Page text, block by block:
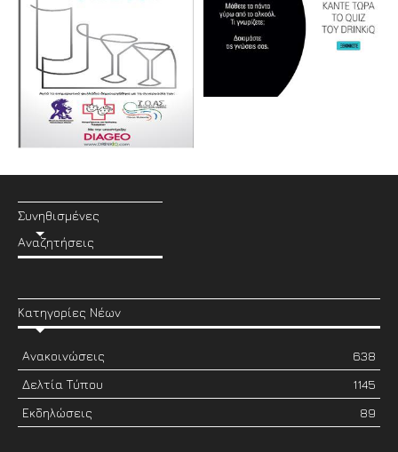
Συνηθισμένες
Αναζητήσεις
Κατηγορίες Νέων
Ανακοινώσεις
638
Δελτία Τύπου
1145
Εκδηλώσεις
89